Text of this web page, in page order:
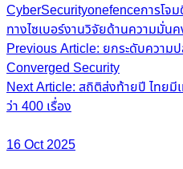
CyberSecurityonefenceการโจ
ทางไซเบอร์งานวิจัยด้านความมั่น
Post
navigation
Previous Article: ยกระดับควา
Converged Security
Next Article: สถิติส่งท้ายปี ไทยมี
ว่า 400 เรื่อง
16 Oct 2025